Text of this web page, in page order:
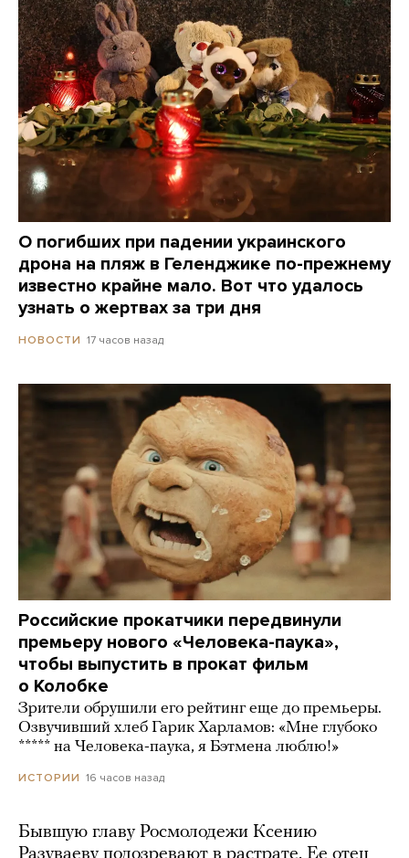
О погибших при падении украинского
дрона на пляж в Геленджике по-прежнему
известно крайне мало. Вот что удалось
узнать о жертвах за три дня
НОВОСТИ 17 часов назад
Российские прокатчики передвинули
премьеру нового «Человека-паука»,
чтобы выпустить в прокат фильм
о Колобке
Зрители обрушили его рейтинг еще до премьеры.
Озвучивший хлеб Гарик Харламов: «Мне глубоко
***** на Человека-паука, я Бэтмена люблю!»
ИСТОРИИ 16 часов назад
Бывшую главу Росмолодежи Ксению